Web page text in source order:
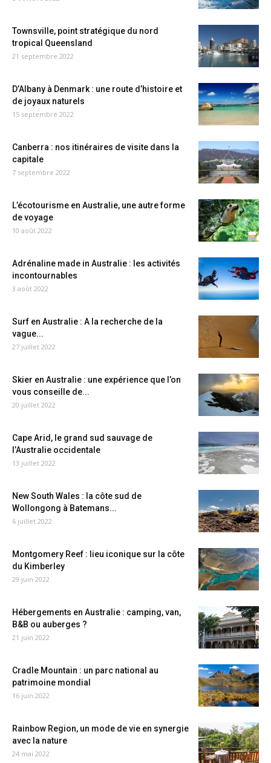
Townsville, point stratégique du nord
tropical Queensland
21 septembre 2022
D’Albany à Denmark : une route d’histoire et
de joyaux naturels
15 septembre 2022
Canberra : nos itinéraires de visite dans la
capitale
7 septembre 2022
L’écotourisme en Australie, une autre forme
de voyage
10 août 2022
Adrénaline made in Australie : les activités
incontournables
3 août 2022
Surf en Australie : A la recherche de la
vague...
27 juillet 2022
Skier en Australie : une expérience que l’on
vous conseille de...
20 juillet 2022
Cape Arid, le grand sud sauvage de
l’Australie occidentale
13 juillet 2022
New South Wales : la côte sud de
Wollongong à Batemans...
6 juillet 2022
Montgomery Reef : lieu iconique sur la côte
du Kimberley
29 juin 2022
Hébergements en Australie : camping, van,
B&B ou auberges ?
21 juin 2022
Cradle Mountain : un parc national au
patrimoine mondial
16 juin 2022
Rainbow Region, un mode de vie en synergie
avec la nature
24 mai 2022